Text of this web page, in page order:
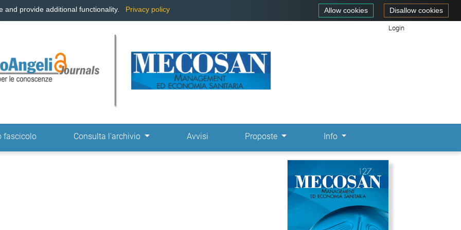
Login
fascicolo Consulta l'archivio Avvisi Proposte Info
Immagine di copertina
provide additional functionality. Privacy policy Disallow cookies
Allow cookies